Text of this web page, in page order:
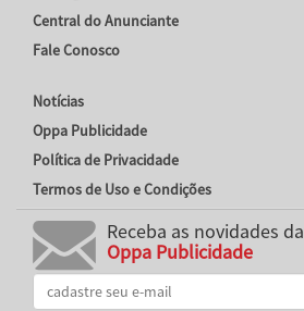
Central do Anunciante
Fale Conosco
Notícias
Oppa Publicidade
Política de Privacidade
Termos de Uso e Condições
Receba as novidades da
Oppa Publicidade